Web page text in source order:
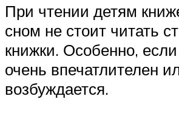
При чтении детям
сном не стоит читать
книжки. Особенно,
очень впечатлителен
возбуждается.